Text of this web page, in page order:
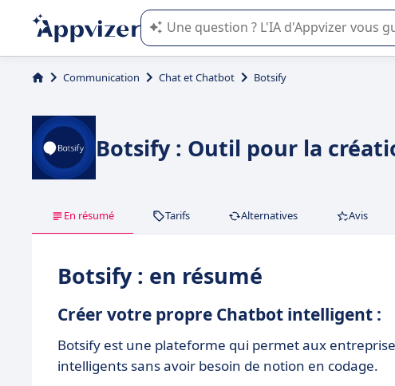
L'IA de Appvizer vous guide dans
Communication Chat et Chatbot Botsify
Botsify : Outil pour la
En résumé Tarifs Alternatives Avis
Botsify : en résumé
Créer votre propre Chatbot intelligent :
Botsify est une plateforme qui permet aux
intelligents sans avoir besoin de notion en codage.